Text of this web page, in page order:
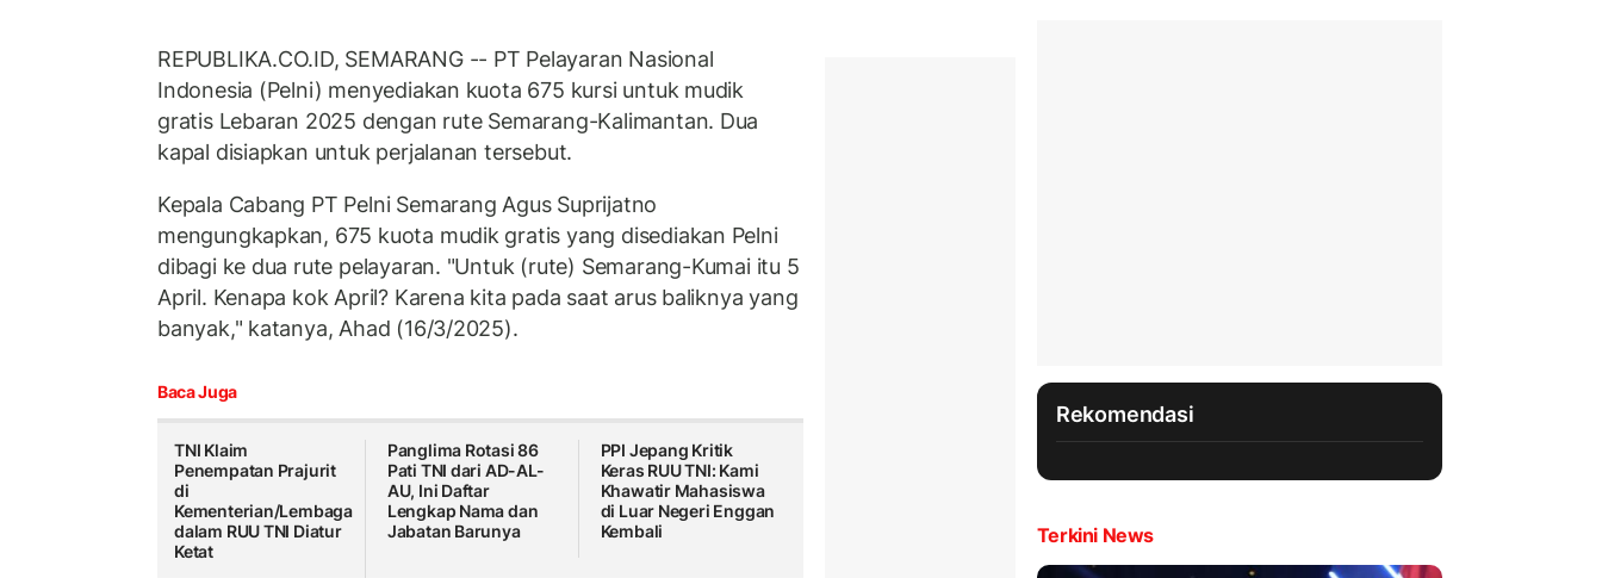
REPUBLIKA.CO.ID, SEMARANG -- PT Pelayaran Nasional
Indonesia (Pelni) menyediakan kuota 675 kursi untuk mudik
gratis Lebaran 2025 dengan rute Semarang-Kalimantan. Dua
kapal disiapkan untuk perjalanan tersebut.
Kepala Cabang PT Pelni Semarang Agus Suprijatno
mengungkapkan, 675 kuota mudik gratis yang disediakan Pelni
dibagi ke dua rute pelayaran. "Untuk (rute) Semarang-Kumai itu 5
April. Kenapa kok April? Karena kita pada saat arus baliknya yang
banyak," katanya, Ahad (16/3/2025).
Baca Juga
TNI Klaim
Penempatan Prajurit
di
Kementerian/Lembaga
dalam RUU TNI Diatur
Ketat
Panglima Rotasi 86
Pati TNI dari AD-AL-
AU, Ini Daftar
Lengkap Nama dan
Jabatan Barunya
PPI Jepang Kritik
Keras RUU TNI: Kami
Khawatir Mahasiswa
di Luar Negeri Enggan
Kembali
Rekomendasi
Terkini News